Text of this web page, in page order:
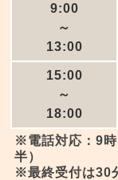
9:00
～
13:00
15:00
～
18:00
※電話対応：9
半）
※最終受付は30